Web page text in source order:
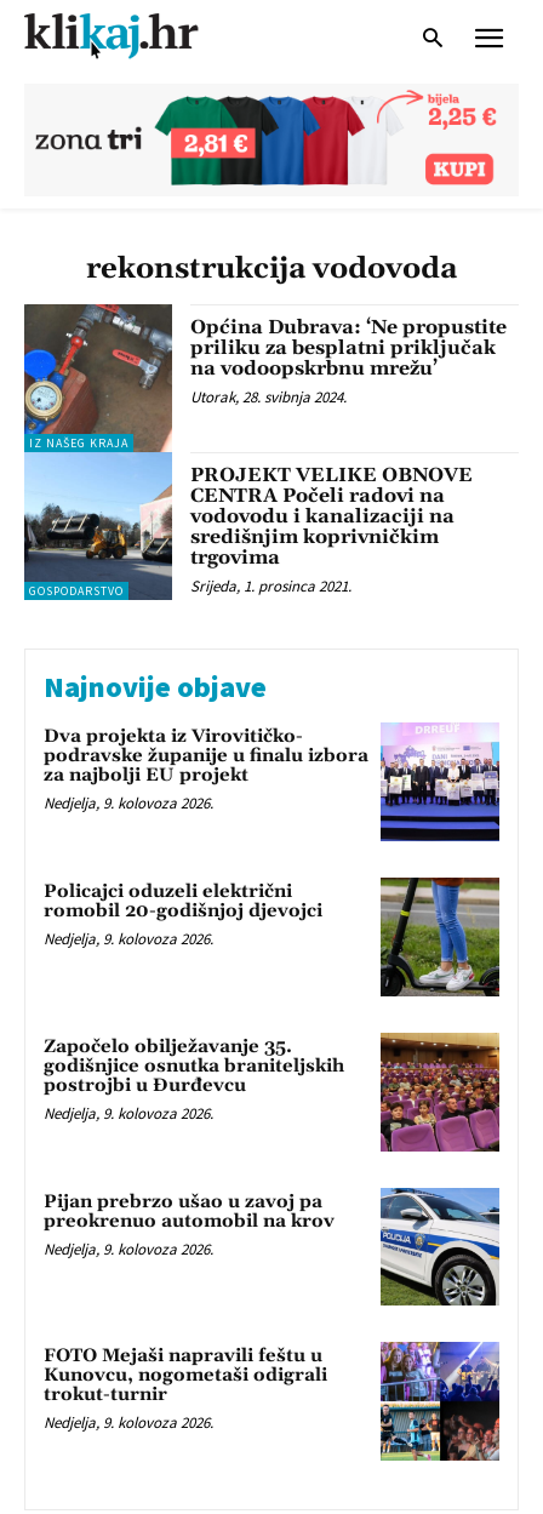
rekonstrukcija vodovoda
IZ NAŠEG KRAJA
Općina Dubrava: ‘Ne propustite
priliku za besplatni priključak
na vodoopskrbnu mrežu’
Utorak, 28. svibnja 2024.
GOSPODARSTVO
PROJEKT VELIKE OBNOVE
CENTRA Počeli radovi na
vodovodu i kanalizaciji na
središnjim koprivničkim
trgovima
Srijeda, 1. prosinca 2021.
Najnovije objave
Dva projekta iz Virovitičko-
podravske županije u finalu izbora
za najbolji EU projekt
Nedjelja, 9. kolovoza 2026.
Policajci oduzeli električni
romobil 20-godišnjoj djevojci
Nedjelja, 9. kolovoza 2026.
Započelo obilježavanje 35.
godišnjice osnutka braniteljskih
postrojbi u Đurđevcu
Nedjelja, 9. kolovoza 2026.
Pijan prebrzo ušao u zavoj pa
preokrenuo automobil na krov
Nedjelja, 9. kolovoza 2026.
FOTO Mejaši napravili feštu u
Kunovcu, nogometaši odigrali
trokut-turnir
Nedjelja, 9. kolovoza 2026.